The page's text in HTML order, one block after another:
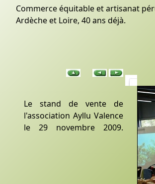
Commerce équitable et artisanat
Ardèche et Loire, 40 ans déjà.
Le stand de vente de
l'association Ayllu Valence
le 29 novembre 2009.